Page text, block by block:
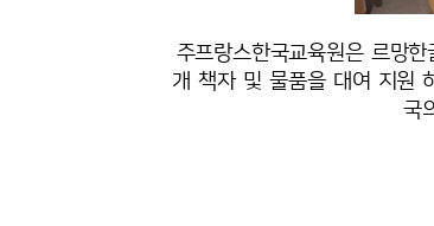
주프랑스한국교육원은 르망
개 책자 및 물품을 대여 지원
국